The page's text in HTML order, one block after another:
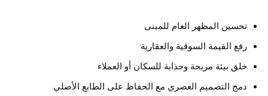
تحسين المظهر العام للمبنى
رفع القيمة السوقية والعقارية
خلق بيئة مريحة وجذابة للسكان أو العملاء
دمج التصميم العصري مع الحفاظ على الطابع الأصلي